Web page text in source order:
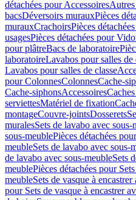
détachées pour Accessoires
bacsDéversoirs murauxPièces
murauxCrachoirsPièces
usagesPièces détachées pour
pour plâtreBacs de laboratoire
laboratoireLavabos pour salles de
Lavabos pour salles de classe
pour ColonnesColonnesCache-
Cache-siphonsAccessoires
serviettesMatériel de fixation
montageCouvre-jointsDosserets
muralesSets de lavabo avec sous-
sous-meublePièces détachées
meubleSets de lavabo avec sous-
de lavabo avec sous-meubleSets
meublePièces détachées pour
meubleSets de vasque à
pour Sets de vasque à encastrer